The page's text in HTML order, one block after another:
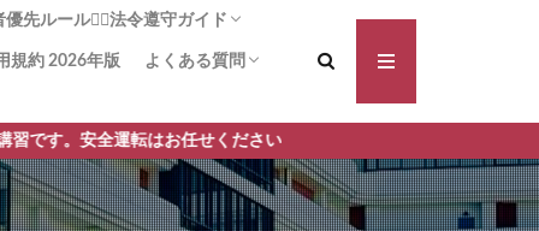
先ルール🚶‍♀️法令遵守ガイド
断歩道！啓発は力なり
：追突被害の可能性を減らす
歩道+1】事故や違反の減少に
務は!?安全に通行する安心ガイ
向車側の渋滞🚗 一時停止義務
規約 2026年版 よくある質問
認をしっかり予習！
るの？ ペーパードライバー講習 モロッコ屋
お任せください